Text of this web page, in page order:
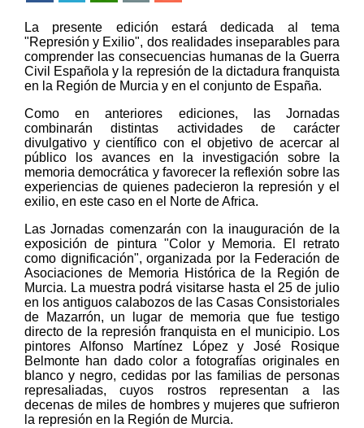
La presente edición estará dedicada al tema
"Represión y Exilio", dos realidades inseparables para
comprender las consecuencias humanas de la Guerra
Civil Española y la represión de la dictadura franquista
en la Región de Murcia y en el conjunto de España.
Como en anteriores ediciones, las Jornadas
combinarán distintas actividades de carácter
divulgativo y científico con el objetivo de acercar al
público los avances en la investigación sobre la
memoria democrática y favorecer la reflexión sobre las
experiencias de quienes padecieron la represión y el
exilio, en este caso en el Norte de Africa.
Las Jornadas comenzarán con la inauguración de la
exposición de pintura "Color y Memoria. El retrato
como dignificación", organizada por la Federación de
Asociaciones de Memoria Histórica de la Región de
Murcia. La muestra podrá visitarse hasta el 25 de julio
en los antiguos calabozos de las Casas Consistoriales
de Mazarrón, un lugar de memoria que fue testigo
directo de la represión franquista en el municipio. Los
pintores Alfonso Martínez López y José Rosique
Belmonte han dado color a fotografías originales en
blanco y negro, cedidas por las familias de personas
represaliadas, cuyos rostros representan a las
decenas de miles de hombres y mujeres que sufrieron
la represión en la Región de Murcia.